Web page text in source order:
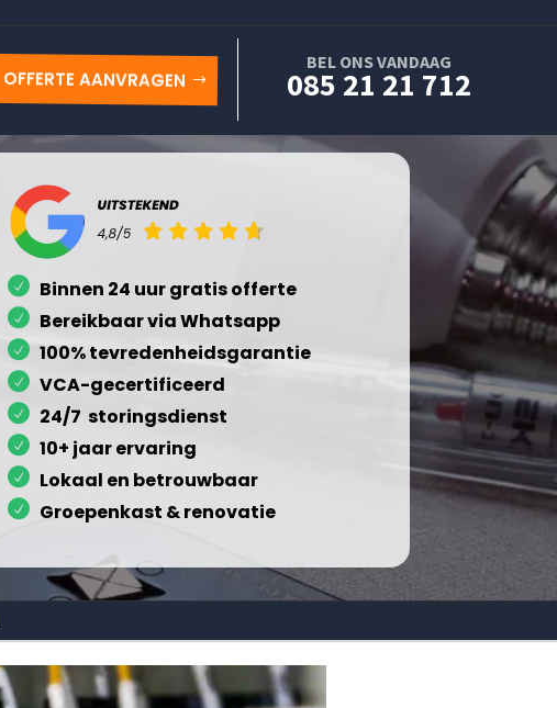
OFFERTE AANVRAGEN
BEL ONS VANDAAG
085 21 21 712
Binnen 24 uur gratis offerte
Bereikbaar via Whatsapp
100% tevredenheidsgarantie
VCA-gecertificeerd
24/7 storingsdienst
10+ jaar ervaring
Lokaal en betrouwbaar
Groepenkast & renovatie